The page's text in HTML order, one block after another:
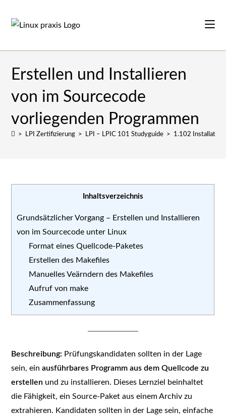
Inhalt
Erstellen und Installieren
von im Sourcecode
vorliegenden Programmen
> LPI Zertifizierung > LPI – LPIC 101 Studyguide > 1.102 Installation
Inhaltsverzeichnis
Grundsätzlicher Vorgang – Erstellen und Installieren
von im Sourcecode unter Linux
Format eines Quellcode-Paketes
Erstellen des Makefiles
Manuelles Veärndern des Makefiles
Aufruf von make
Zusammenfassung
Beschreibung: Prüfungskandidaten sollten in der Lage
sein, einausführbares Programm aus dem Quellcode zu
erstellen und zu installieren. Dieses Lernziel beinhaltet
die Fähigkeit, ein Source-Paket aus einem Archiv zu
extrahieren. Kandidaten sollten in der Lage sein, einfache